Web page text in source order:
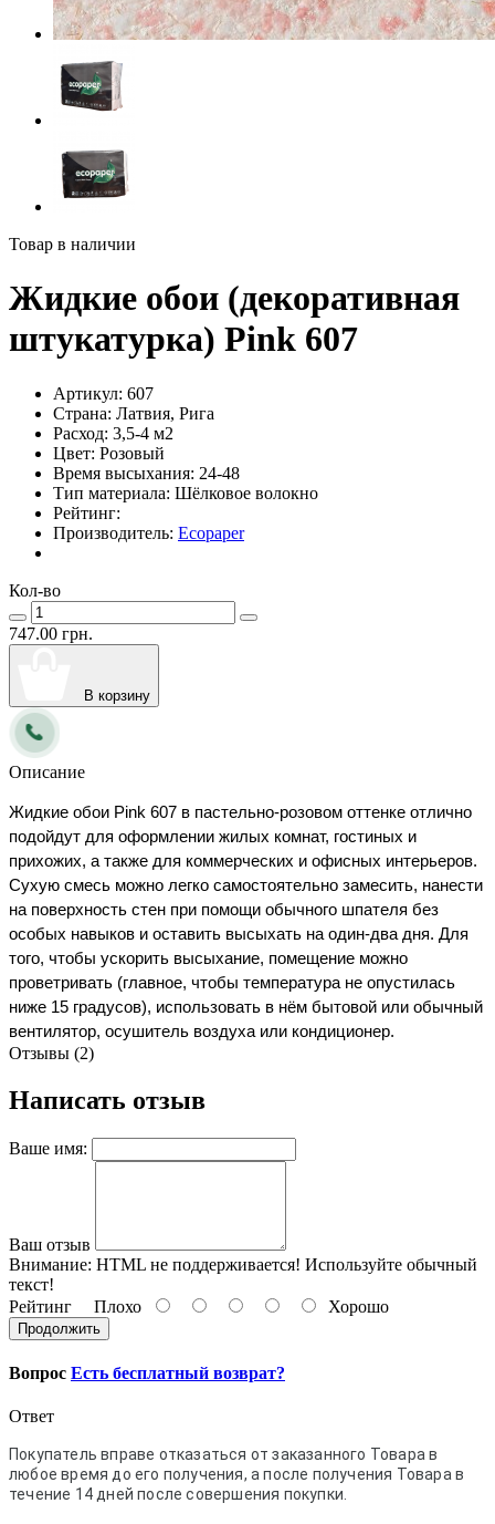
Товар в наличии
Жидкие обои (декоративная
штукатурка) Pink 607
Артикул: 607
Страна: Латвия, Рига
Расход: 3,5-4 м2
Цвет: Розовый
Время высыхания: 24-48
Тип материала: Шёлковое волокно
Рейтинг:
Производитель: Ecopaper
Кол-во
747.00 грн.
В корзину
Описание
Жидкие обои Pink 607 в пастельно-розовом оттенке отлично
подойдут для оформлении жилых комнат, гостиных и
прихожих, а также для коммерческих и офисных интерьеров.
Сухую смесь можно легко самостоятельно замесить, нанести
на поверхность стен при помощи обычного шпателя без
особых навыков и оставить высыхать на один-два дня. Для
того, чтобы ускорить высыхание, помещение можно
проветривать (главное, чтобы температура не опустилась
ниже 15 градусов), использовать в нём бытовой или обычный
вентилятор, осушитель воздуха или кондиционер.
Отзывы (2)
Написать отзыв
Ваше имя:
Ваш отзыв
Внимание: HTML не поддерживается! Используйте обычный
текст!
Рейтинг Плохо Хорошо
Продолжить
Вопрос Есть бесплатный возврат?
Ответ
Покупатель вправе отказаться от заказанного Товара в
любое время до его получения, а после получения Товара в
течение 14 дней после совершения покупки.